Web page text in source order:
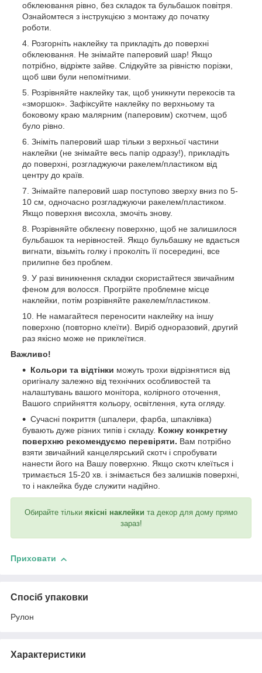
обклеювання рівно, без складок та бульбашок повітря.
Ознайомтеся з інструкцією з монтажу до початку
роботи.
Розгорніть наклейку та прикладіть до поверхні
обклеювання. Не знімайте паперовий шар! Якщо
потрібно, відріжте зайве. Слідкуйте за рівністю порізки,
щоб шви були непомітними.
Розрівняйте наклейку так, щоб уникнути перекосів та
«зморшок». Зафіксуйте наклейку по верхньому та
боковому краю малярним (паперовим) скотчем, щоб
було рівно.
Зніміть паперовий шар тільки з верхньої частини
наклейки (не знімайте весь папір одразу!), прикладіть
до поверхні, розгладжуючи ракелем/пластиком від
центру до країв.
Знімайте паперовий шар поступово зверху вниз по 5-
10 см, одночасно розгладжуючи ракелем/пластиком.
Якщо поверхня висохла, змочіть знову.
Розрівняйте обклеєну поверхню, щоб не залишилося
бульбашок та нерівностей. Якщо бульбашку не вдається
вигнати, візьміть голку і проколіть її посередині, все
прилипне без проблем.
У разі виникнення складки скористайтеся звичайним
феном для волосся. Прогрійте проблемне місце
наклейки, потім розрівняйте ракелем/пластиком.
Не намагайтеся переносити наклейку на іншу
поверхню (повторно клеїти). Виріб одноразовий, другий
раз якісно може не приклеїтися.
Важливо!
Кольори та відтінки можуть трохи відрізнятися від
оригіналу залежно від технічних особливостей та
налаштувань вашого монітора, колірного оточення,
Вашого сприйняття кольору, освітлення, кута огляду.
Сучасні покриття (шпалери, фарба, шпаклівка)
бувають дуже різних типів і складу. Кожну конкретну
поверхню рекомендуємо перевіряти. Вам потрібно
взяти звичайний канцелярський скотч і спробувати
нанести його на Вашу поверхню. Якщо скотч клеїться і
тримається 15-20 хв. і знімається без залишків поверхні,
то і наклейка буде служити надійно.
Обирайте тільки якісні наклейки та декор для дому прямо
зараз!
Приховати
Спосіб упаковки
Рулон
Характеристики